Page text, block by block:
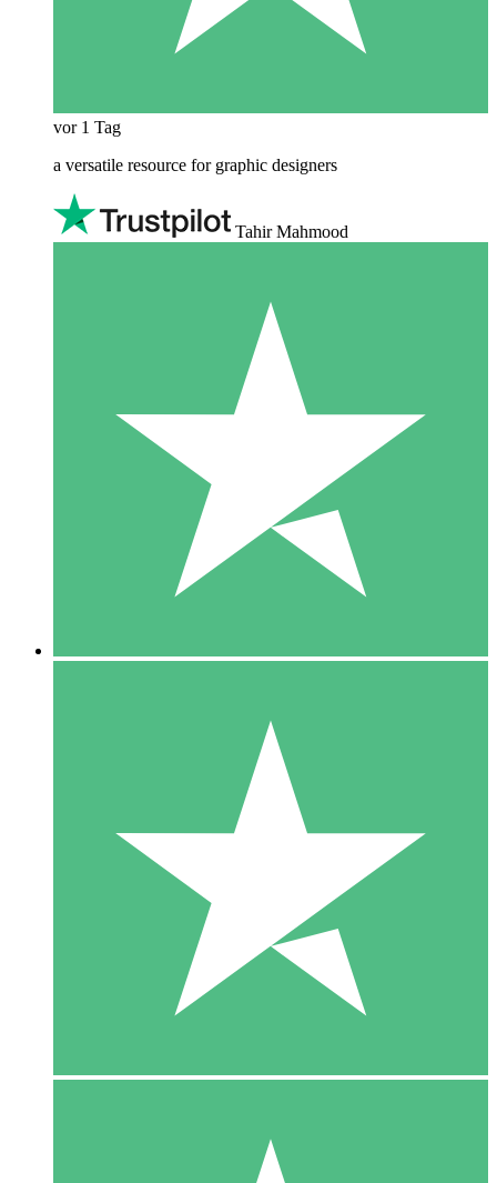
vor 1 Tag
a versatile resource for graphic designers
Tahir Mahmood